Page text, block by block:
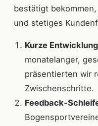
bestätigt
und stetiges
Kurze
monatelanger,
präsentierten wir
Zwischenschritte.
Feedback-